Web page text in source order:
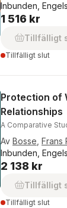
Inbunden,
1 516 kr
Tillfälligt
Tillfälligt slut
Protection of
Relationships
A Comparative
Av Bosse Frans
Inbunden,
2 138 kr
Tillfälligt
Tillfälligt slut